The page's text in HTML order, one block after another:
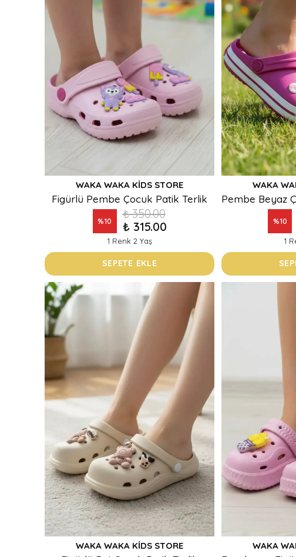
WAKA WAKA KIDS STORE
Figürlü Pembe Çocuk Patik Terlik
%10
₺ 350.00
₺ 315.00
1 Renk 2 Yaş
SEPETE EKLE
WAKA
%10
1
WAKA WAKA KIDS STORE WAKA